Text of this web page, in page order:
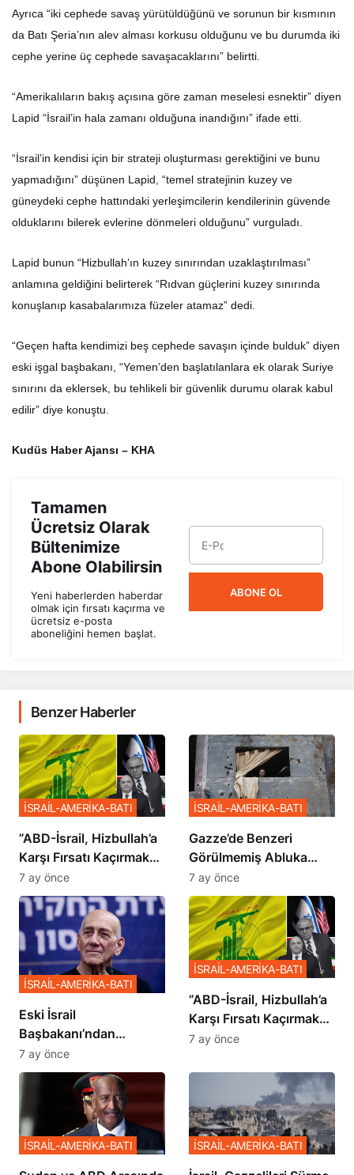
Ayrıca “iki cephede savaş yürütüldüğünü ve sorunun bir kısmının
da Batı Şeria’nın alev alması korkusu olduğunu ve bu durumda iki
cephe yerine üç cephede savaşacaklarını” belirtti.
“Amerikalıların bakış açısına göre zaman meselesi esnektir” diyen
Lapid “İsrail’in hala zamanı olduğuna inandığını” ifade etti.
“İsrail’in kendisi için bir strateji oluşturması gerektiğini ve bunu
yapmadığını” düşünen Lapid, “temel stratejinin kuzey ve
güneydeki cephe hattındaki yerleşimcilerin kendilerinin güvende
olduklarını bilerek evlerine dönmeleri olduğunu” vurguladı.
Lapid bunun “Hizbullah’ın kuzey sınırından uzaklaştırılması”
anlamına geldiğini belirterek “Rıdvan güçlerini kuzey sınırında
konuşlanıp kasabalarımıza füzeler atamaz” dedi.
“Geçen hafta kendimizi beş cephede savaşın içinde bulduk” diyen
eski işgal başbakanı, “Yemen’den başlatılanlara ek olarak Suriye
sınırını da eklersek, bu tehlikeli bir güvenlik durumu olarak kabul
edilir” diye konuştu.
Kudüs Haber Ajansı – KHA
Tamamen
Ücretsiz Olarak
Bültenimize
Abone Olabilirsin
Yeni haberlerden haberdar
olmak için fırsatı kaçırma ve
ücretsiz e-posta
aboneliğini hemen başlat.
ABONE OL
Benzer Haberler
​​​​​​​”ABD-İsrail, Hizbullah’a
Karşı Fırsatı Kaçırmak
İstemiyor”
İSRAİL-AMERİKA-BATI
7 ay önce
​​​​​​​Gazze’de Benzeri
Görülmemiş Abluka
Planı
İSRAİL-AMERİKA-BATI
7 ay önce
Eski İsrail
Başbakanı’ndan
Netanyahu’ya Ağır
Sözler
İSRAİL-AMERİKA-BATI
7 ay önce
​​​​​​​”ABD-İsrail, Hizbullah’a
Karşı Fırsatı Kaçırmak
İstemiyor”
İSRAİL-AMERİKA-BATI
7 ay önce
İSRAİL-AMERİKA-BATI İSRAİL-AMERİKA-BATI